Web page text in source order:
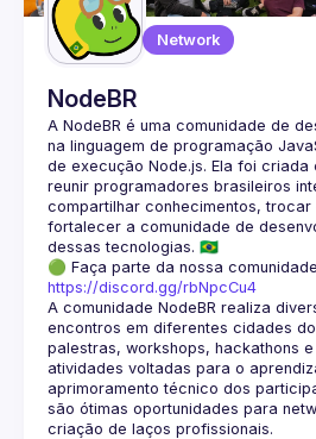
Network
NodeBR
A NodeBR é uma comunidade de
na linguagem de programação
de execução Node.js. Ela foi criada
reunir programadores brasileiros
compartilhar conhecimentos, trocar
fortalecer a comunidade de
🟢 Faça parte da nossa
https://discord.gg/rbNpcCu4
A comunidade NodeBR realiza
encontros em diferentes cidades
palestras, workshops, hackathons
atividades voltadas para o
aprimoramento técnico dos
são ótimas oportunidades para